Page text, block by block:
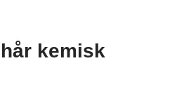
kemisk